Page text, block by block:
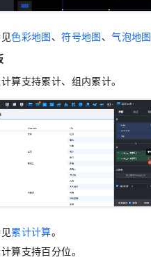
色彩地图、符号地图、气泡地图
算支持累计、组内累计。
累计计算。
算支持百分位。